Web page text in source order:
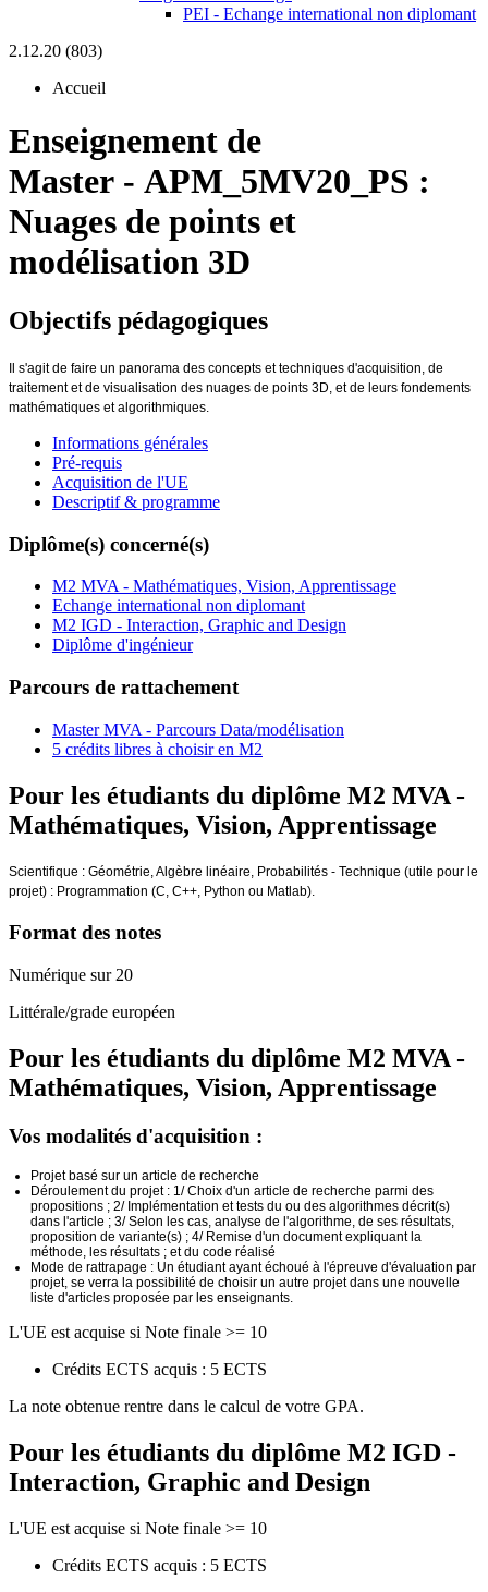
PEI - Echange international non diplomant
2.12.20 (803)
Accueil
Enseignement de
Master - APM_5MV20_PS :
Nuages de points et
modélisation 3D
Objectifs pédagogiques
Il s'agit de faire un panorama des concepts et techniques d'acquisition, de
traitement et de visualisation des nuages de points 3D, et de leurs fondements
mathématiques et algorithmiques.
Informations générales
Pré-requis
Acquisition de l'UE
Descriptif & programme
Diplôme(s) concerné(s)
M2 MVA - Mathématiques, Vision, Apprentissage
Echange international non diplomant
M2 IGD - Interaction, Graphic and Design
Diplôme d'ingénieur
Parcours de rattachement
Master MVA - Parcours Data/modélisation
5 crédits libres à choisir en M2
Pour les étudiants du diplôme M2 MVA -
Mathématiques, Vision, Apprentissage
Scientifique : Géométrie, Algèbre linéaire, Probabilités - Technique (utile pour le
projet) : Programmation (C, C++, Python ou Matlab).
Format des notes
Numérique sur 20
Littérale/grade européen
Pour les étudiants du diplôme M2 MVA -
Mathématiques, Vision, Apprentissage
Vos modalités d'acquisition :
Projet basé sur un article de recherche
Déroulement du projet : 1/ Choix d'un article de recherche parmi des
propositions ; 2/ Implémentation et tests du ou des algorithmes décrit(s)
dans l'article ; 3/ Selon les cas, analyse de l'algorithme, de ses résultats,
proposition de variante(s) ; 4/ Remise d'un document expliquant la
méthode, les résultats ; et du code réalisé
Mode de rattrapage : Un étudiant ayant échoué à l'épreuve d'évaluation par
projet, se verra la possibilité de choisir un autre projet dans une nouvelle
liste d'articles proposée par les enseignants.
L'UE est acquise si Note finale >= 10
Crédits ECTS acquis : 5 ECTS
La note obtenue rentre dans le calcul de votre GPA.
Pour les étudiants du diplôme M2 IGD -
Interaction, Graphic and Design
L'UE est acquise si Note finale >= 10
Crédits ECTS acquis : 5 ECTS